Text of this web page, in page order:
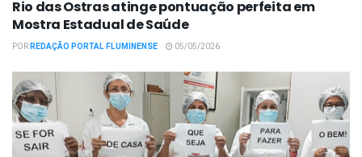
Rio das Ostras atinge pontuação perfeita em
Mostra Estadual de Saúde
PORREDAÇÃO PORTAL FLUMINENSE 05/05/2026